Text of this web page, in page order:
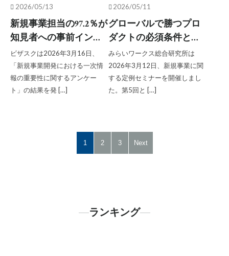
2026/05/13
新規事業担当の97.2％が
知見者への事前インタ
ビューを重視、87.6％が
生成AIだけで顧客や市
場を理解するのは不十
分と認識／ビザスク調
ビザスクは2026年3月16日、
「新規事業開発における一次情
報の重要性に関するアンケー
ト」の結果を発 […]
2026/05/11
グローバルで勝つプロ
ダクトの必須条件と
は？元サイボウズ開発
部長が経験をもとに解
説
みらいワークス総合研究所は
2026年3月12日、新規事業に関
する定例セミナーを開催しまし
た。第5回と […]
1 2 3 Next
ランキング